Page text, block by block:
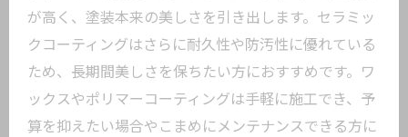
が高く、塗装本来の美しさを引き出します。セラミッ
クコーティングはさらに耐久性や防汚性に優れている
ため、長期間美しさを保ちたい方におすすめです。ワ
ックスやポリマーコーティングは手軽に施工でき、予
算を抑えたい場合やこまめにメンテナンスできる方に